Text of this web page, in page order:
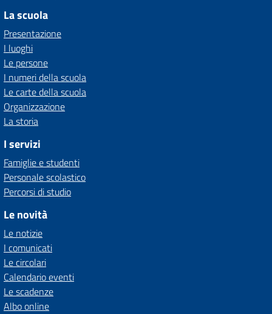
La scuola
Presentazione
I luoghi
Le persone
I numeri della scuola
Le carte della scuola
Organizzazione
La storia
I servizi
Famiglie e studenti
Personale scolastico
Percorsi di studio
Le novità
Le notizie
I comunicati
Le circolari
Calendario eventi
Le scadenze
Albo online